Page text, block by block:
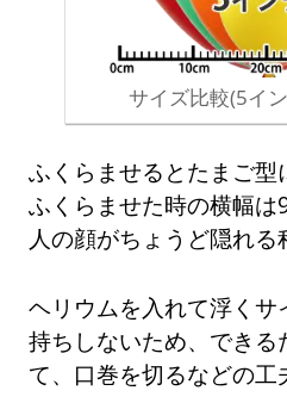
サイズ比較(5イ
ふくらませるとたまご型
ふくらませた時の横幅は
人の顔がちょうど隠れる
ヘリウムを入れて浮く
持ちしないため、でき
て、口巻を切るなどの工